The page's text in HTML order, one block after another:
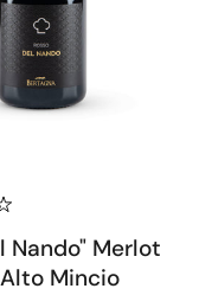
Nando" Merlot
Mincio